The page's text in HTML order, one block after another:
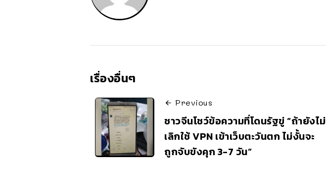
เรื่องอื่นๆ
Previous
ชาวจีนโชว์ข้อความที่โดนรัฐขู่ “ถ้ายังไม่
เลิกใช้ VPN เข้าเว็บตะวันตก ไม่งั้นจะ
ถูกจับขังคุก 3-7 วัน”